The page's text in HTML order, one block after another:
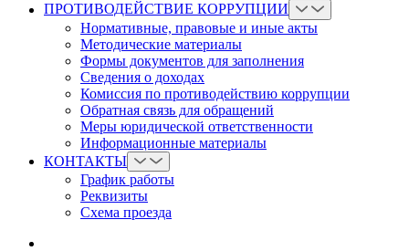
ПРОТИВОДЕЙСТВИЕ КОРРУПЦИИ
Нормативные, правовые и иные акты
Методические материалы
Формы документов для заполнения
Сведения о доходах
Комиссия по противодействию коррупции
Обратная связь для обращений
Меры юридической ответственности
Информационные материалы
КОНТАКТЫ
График работы
Реквизиты
Схема проезда